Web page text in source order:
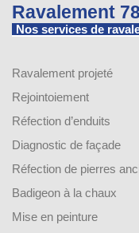
Ravalement
Nos services de
Ravalement projeté
Rejointoiement
Réfection d’enduits
Diagnostic de façade
Réfection de pierres
Badigeon à la chaux
Mise en peinture